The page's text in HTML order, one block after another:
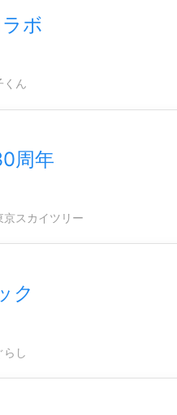
ボ
くん
周年
京スカイツリー
ク
らし